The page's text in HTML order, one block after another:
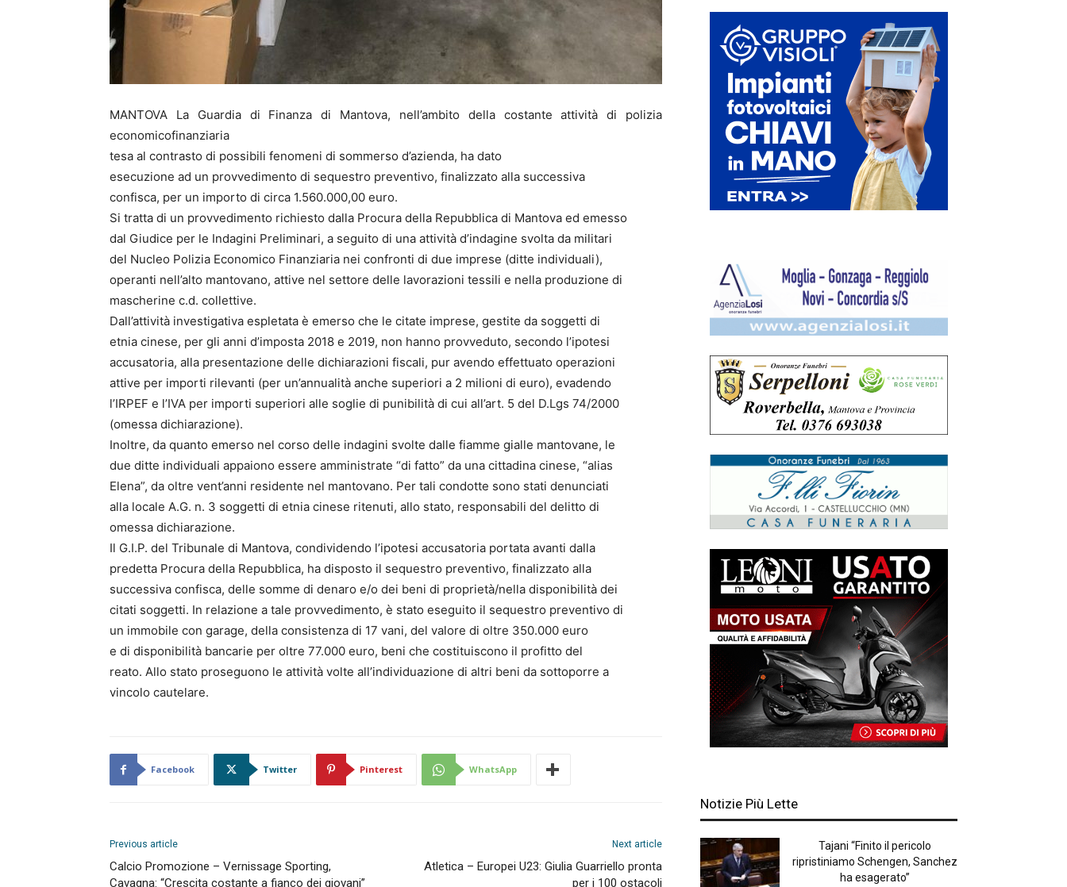
MANTOVA La Guardia di Finanza di Mantova, nell’ambito della costante attività di polizia
economicofinanziaria
tesa al contrasto di possibili fenomeni di sommerso d’azienda, ha dato
esecuzione ad un provvedimento di sequestro preventivo, finalizzato alla successiva
confisca, per un importo di circa 1.560.000,00 euro.
Si tratta di un provvedimento richiesto dalla Procura della Repubblica di Mantova ed emesso
dal Giudice per le Indagini Preliminari, a seguito di una attività d’indagine svolta da militari
del Nucleo Polizia Economico Finanziaria nei confronti di due imprese (ditte individuali),
operanti nell’alto mantovano, attive nel settore delle lavorazioni tessili e nella produzione di
mascherine c.d. collettive.
Dall’attività investigativa espletata è emerso che le citate imprese, gestite da soggetti di
etnia cinese, per gli anni d’imposta 2018 e 2019, non hanno provveduto, secondo l’ipotesi
accusatoria, alla presentazione delle dichiarazioni fiscali, pur avendo effettuato operazioni
attive per importi rilevanti (per un’annualità anche superiori a 2 milioni di euro), evadendo
l’IRPEF e l’IVA per importi superiori alle soglie di punibilità di cui all’art. 5 del D.Lgs 74/2000
(omessa dichiarazione).
Inoltre, da quanto emerso nel corso delle indagini svolte dalle fiamme gialle mantovane, le
due ditte individuali appaiono essere amministrate “di fatto” da una cittadina cinese, “alias
Elena”, da oltre vent’anni residente nel mantovano. Per tali condotte sono stati denunciati
alla locale A.G. n. 3 soggetti di etnia cinese ritenuti, allo stato, responsabili del delitto di
omessa dichiarazione.
Il G.I.P. del Tribunale di Mantova, condividendo l’ipotesi accusatoria portata avanti dalla
predetta Procura della Repubblica, ha disposto il sequestro preventivo, finalizzato alla
successiva confisca, delle somme di denaro e/o dei beni di proprietà/nella disponibilità dei
citati soggetti. In relazione a tale provvedimento, è stato eseguito il sequestro preventivo di
un immobile con garage, della consistenza di 17 vani, del valore di oltre 350.000 euro
e di disponibilità bancarie per oltre 77.000 euro, beni che costituiscono il profitto del
reato. Allo stato proseguono le attività volte all’individuazione di altri beni da sottoporre a
vincolo cautelare.
Facebook Twitter Pinterest WhatsApp
Previous article
Calcio Promozione – Vernissage Sporting,
Cavagna: “Crescita costante a fianco dei giovani”
Next article
Atletica – Europei U23: Giulia Guarriello pronta
per i 100 ostacoli
Notizie Più Lette
Tajani “Finito il pericolo
ripristiniamo Schengen, Sanchez
ha esagerato”